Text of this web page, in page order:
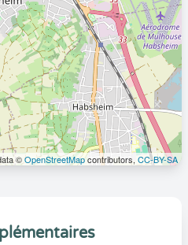
©OpenStreetMapcontributors,CC-BY-SA